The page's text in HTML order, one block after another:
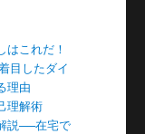
はこれだ！
目したダイ
理由
理解術
説──在宅で